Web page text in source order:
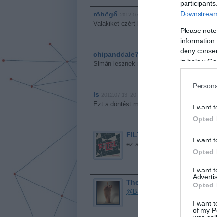
Please
information
deny
in below
I want
Opted
I want
Opted
I want
Opted
I want
of my
röhögő
Valakiket ezért ki fognak rúgni.
chipanddale74 http://www.autosvilag.com
Simán lesznek majd alvállalkozók 1.5
is
Ezt a döntést még megtámadják a
FILTOL
ez a HÍD-Építő a megyeri
The real McCoy 2012.07.13.
@Battlestar Galactica